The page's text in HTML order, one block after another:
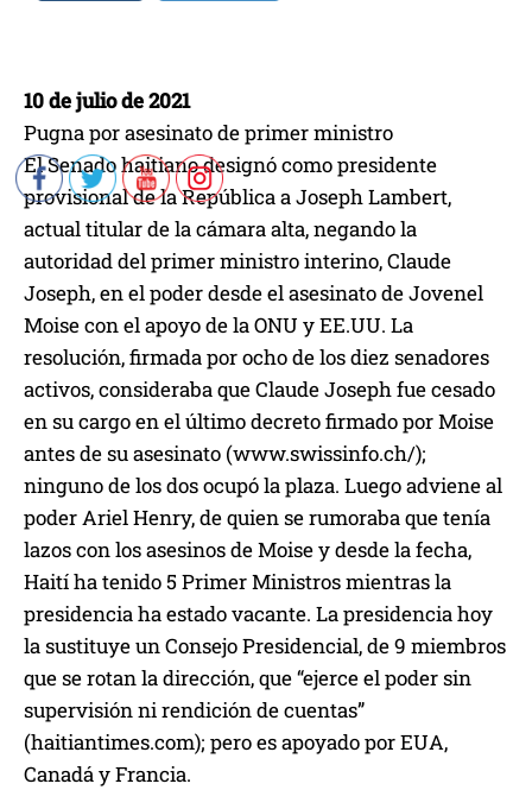
10 de julio de 2021
Pugna por asesinato de primer ministro
El Senado haitiano designó como presidente
provisional de la República a Joseph Lambert,
actual titular de la cámara alta, negando la
autoridad del primer ministro interino, Claude
Joseph, en el poder desde el asesinato de Jovenel
Moise con el apoyo de la ONU y EE.UU. La
resolución, firmada por ocho de los diez senadores
activos, consideraba que Claude Joseph fue cesado
en su cargo en el último decreto firmado por Moise
antes de su asesinato (www.swissinfo.ch/);
ninguno de los dos ocupó la plaza. Luego adviene al
poder Ariel Henry, de quien se rumoraba que tenía
lazos con los asesinos de Moise y desde la fecha,
Haití ha tenido 5 Primer Ministros mientras la
presidencia ha estado vacante. La presidencia hoy
la sustituye un Consejo Presidencial, de 9 miembros
que se rotan la dirección, que “ejerce el poder sin
supervisión ni rendición de cuentas”
(haitiantimes.com); pero es apoyado por EUA,
Canadá y Francia.